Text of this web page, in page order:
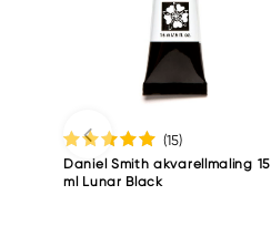
(15)
Daniel Smith akvarellmaling 15
ml Lunar Black